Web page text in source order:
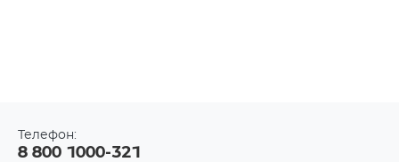
Телефон:
8 800 1000-321